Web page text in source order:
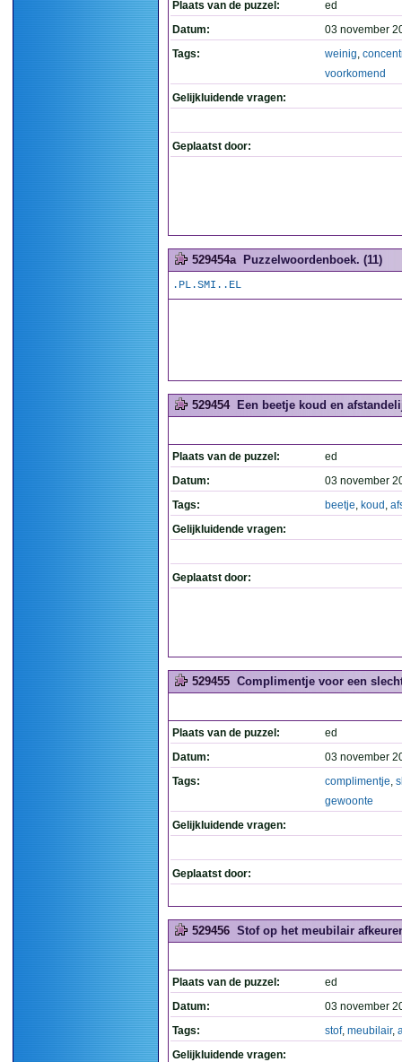
Plaats van de puzzel:
ed
Datum:
03 november
Tags:
weinig,
voorkomend
Gelijkluidende vragen:
Geplaatst door:
529454a Puzzelwoordenboek. (11)
.PL.SMI..EL
529454 Een beetje koud en
Plaats van de puzzel:
ed
Datum:
03 november
Tags:
beetje, koud ,
Gelijkluidende vragen:
Geplaatst door:
529455 Complimentje voor een
Plaats van de puzzel:
ed
Datum:
03 november
Tags:
complimentje,
gewoonte
Gelijkluidende vragen:
Geplaatst door:
529456 Stof op het meubilair
Plaats van de puzzel:
ed
Datum:
03 november
Tags:
stof, meubilair,
Gelijkluidende vragen: